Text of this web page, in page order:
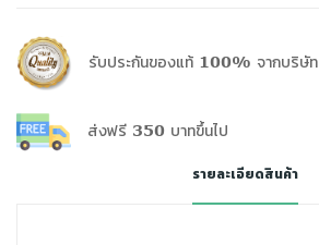
รับประกันของแท้ 100% จากบริษัท
ส่งฟรี 350 บาทขึ้นไป
รายละเอียดสินค้า